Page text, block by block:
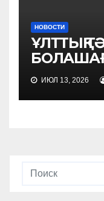
НОВОСТИ
ҰЛТТЫҚ
ИЮЛ 13, 2026